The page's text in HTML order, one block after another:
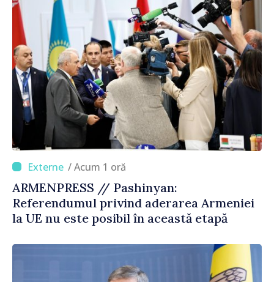
/ Acum 1 oră
ARMENPRESS // Pashinyan:
Referendumul privind aderarea Armeniei
la UE nu este posibil în această etapă